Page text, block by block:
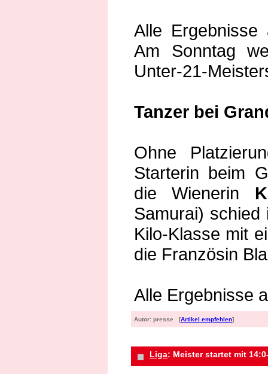
Alle
Am Sonntag
Unter-21-
Tanzer bei
Ohne
Starterin beim
die Wienerin
Samurai)
Kilo-Klasse mit
die Französin
Alle Ergebnisse
Autor: presse [Artikel empfehlen]
Liga: Meister startet mit